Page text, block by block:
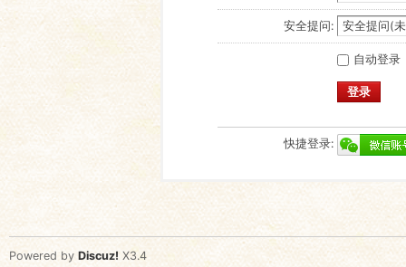
安全提问:
自动登录
登录
快捷登录:
Powered by Discuz! X3.4